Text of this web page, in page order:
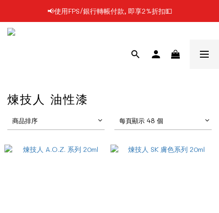
📢凡購物滿$199 順豐自提點免運費📦📦
📢使用FPS/銀行轉帳付款, 即享2%折扣💵
煉技人 油性漆
商品排序 每頁顯示 48 個